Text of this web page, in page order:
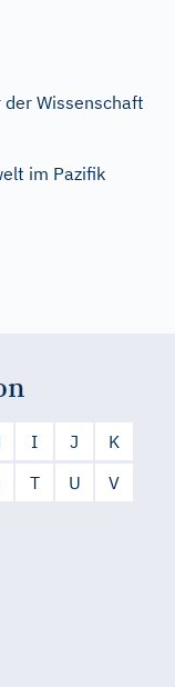
Wissenschaft
im Pazifik
I J
K
T U
V